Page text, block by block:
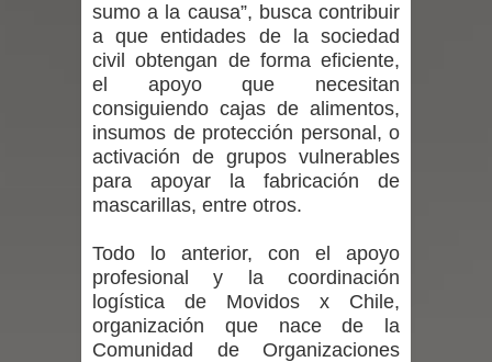
denuncias por viviendas sociales en
Talca
Diputado Jorge Guzmán rechaza
proyecto de interconexión eléctrica
en la alta cordillera del Maule por su
impacto ambiental
INDAP entregó $189 millones en
incentivos a usuarios de PRODESAL
sumo a la causa”, busca contribuir
a que entidades de la sociedad
civil obtengan de forma eficiente,
el apoyo que necesitan
consiguiendo cajas de alimentos,
insumos de protección personal, o
activación de grupos vulnerables
para apoyar la fabricación de
mascarillas, entre otros.
Todo lo anterior, con el apoyo
profesional y la coordinación
logística de Movidos x Chile,
organización que nace de la
Comunidad de Organizaciones